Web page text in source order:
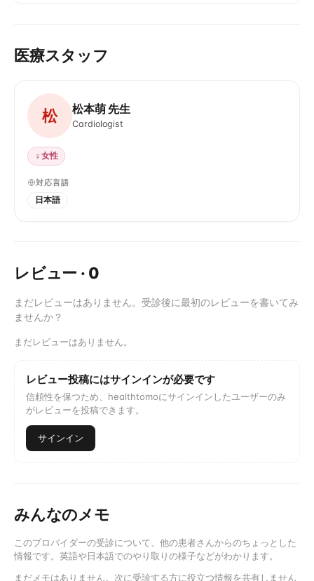
医療スタッフ
松 松本萌 先生
Cardiologist
♀女性
対応言語
日本語
レビュー · 0
まだレビューはありません。受診後に最初のレビューを書いてみ
ませんか？
まだレビューはありません。
レビュー投稿にはサインインが必要です
信頼性を保つため、healthtomoにサインインしたユーザーのみ
がレビューを投稿できます。
サインイン
みんなのメモ
このプロバイダーの受診について、他の患者さんからのちょっとした
情報です。英語や日本語でのやり取りの様子などがわかります。
まだメモはありません。次に受診する方に役立つ情報を共有しません